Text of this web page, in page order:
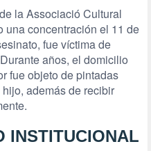
la Associació Cultural
una concentración el 11 de
fue víctima de
años, el domicilio
fue objeto de pintadas
además de recibir
INSTITUCIONAL